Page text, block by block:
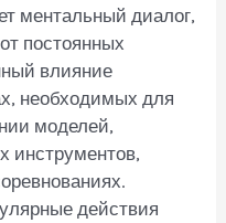
ментальный диалог,
постоянных
влияние
необходимых для
моделей,
инструментов,
действия